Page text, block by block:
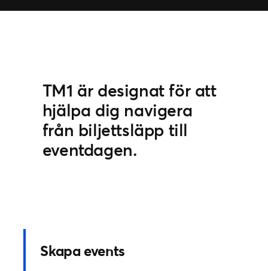
TM1 är designat för att
hjälpa dig navigera
från biljettsläpp till
eventdagen.
Skapa events